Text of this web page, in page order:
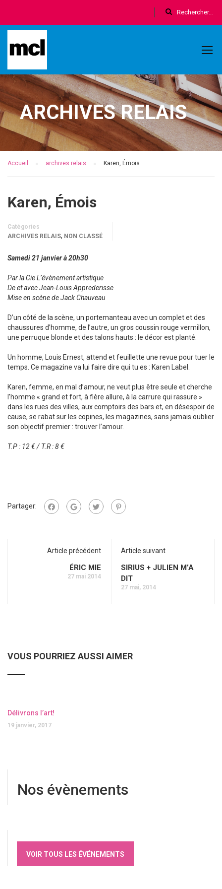
ARCHIVES RELAIS
Accueil archives relais Karen, Émois
Karen, Émois
Catégories
ARCHIVES RELAIS, NON CLASSÉ
Samedi 21 janvier à 20h30
Par la Cie L’évènement artistique
De et avec Jean-Louis Apprederisse
Mise en scène de Jack Chauveau
D’un côté de la scène, un portemanteau avec un complet et des
chaussures d’homme, de l’autre, un gros coussin rouge vermillon,
une perruque blonde et des talons hauts : le décor est planté.
Un homme, Louis Ernest, attend et feuillette une revue pour tuer le
temps. Ce magazine va lui faire dire qui tu es : Karen Label.
Karen, femme, en mal d’amour, ne veut plus être seule et cherche
l’homme « grand et fort, à fière allure, à la carrure qui rassure »
dans les rues des villes, aux comptoirs des bars et, en désespoir de
cause, se rabat sur les copines, les magazines, sans jamais oublier
son objectif premier : trouver l’amour.
T.P : 12 € / T.R : 8 €
Partager:
Article précédent
ÉRIC MIE
27 mai 2014
Article suivant
SIRIUS + JULIEN M’A
DIT
27 mai, 2014
VOUS POURRIEZ AUSSI AIMER
Délivrons l’art!
19 janvier, 2017
Nos évènements
VOIR TOUS LES ÉVÉNEMENTS